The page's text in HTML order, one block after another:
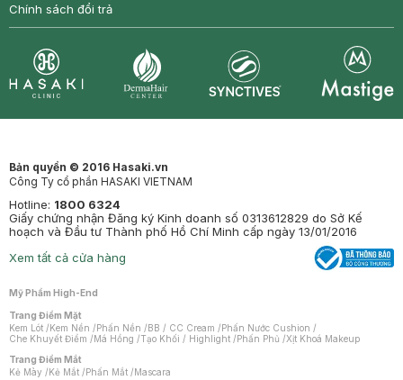
Chính sách đổi trả
Bản quyền © 2016 Hasaki.vn
Công Ty cổ phần HASAKI VIETNAM
Hotline: 1800 6324
Giấy chứng nhận Đăng ký Kinh doanh số 0313612829 do Sở Kế
hoạch và Đầu tư Thành phố Hồ Chí Minh cấp ngày 13/01/2016
Xem tất cả cửa hàng
Mỹ Phẩm High-End
Trang Điểm Mặt
Kem Lót /Kem Nền /Phấn Nền /BB / CC Cream /Phấn Nước Cushion /
Che Khuyết Điểm /Má Hồng /Tạo Khối / Highlight /Phấn Phủ /Xịt Khoá Makeup
Trang Điểm Mắt
Kẻ Mày /Kẻ Mắt /Phấn Mắt /Mascara